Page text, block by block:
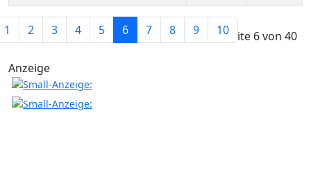
Beiträge
Seite 6 von 40
1 2 3 4 5 6 7 8 9 10
Anzeige